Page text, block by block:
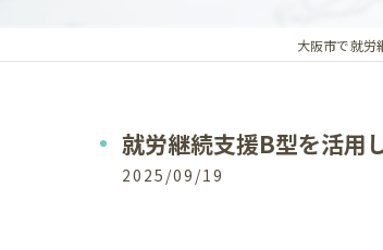
大阪市で就労
就労継続支援B型を活用
2025/09/19